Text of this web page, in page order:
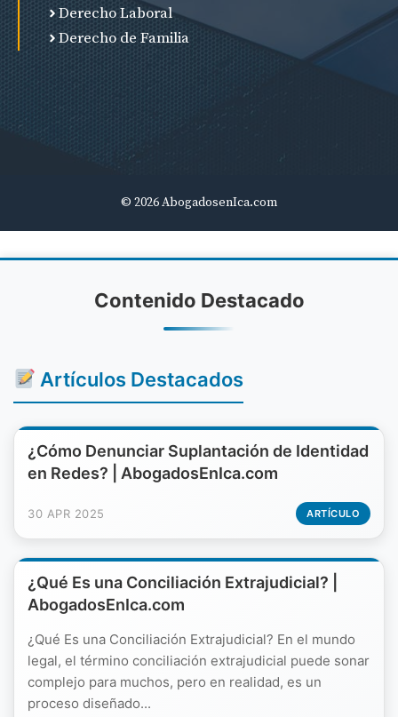
Derecho Laboral
Derecho de Familia
© 2026 AbogadosenIca.com
Contenido Destacado
Artículos Destacados
¿Cómo Denunciar Suplantación de Identidad
en Redes? | AbogadosEnIca.com
30 APR 2025 ARTÍCULO
¿Qué Es una Conciliación Extrajudicial? |
AbogadosEnIca.com
¿Qué Es una Conciliación Extrajudicial? En el mundo
legal, el término conciliación extrajudicial puede sonar
complejo para muchos, pero en realidad, es un
proceso diseñado...